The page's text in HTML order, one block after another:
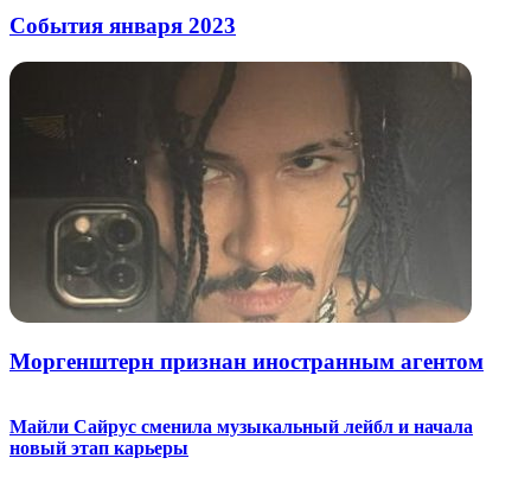
События января 2023
Моргенштерн признан иностранным агентом
Майли Сайрус сменила музыкальный лейбл и начала
новый этап карьеры